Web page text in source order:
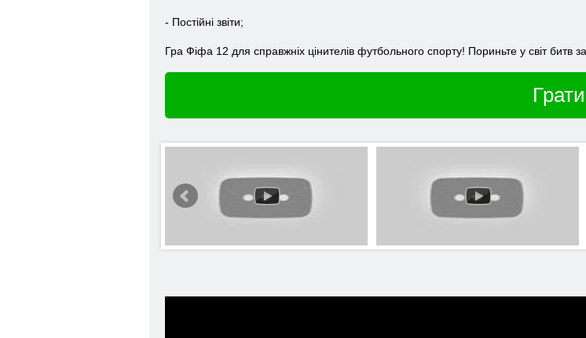
- Постійні звіти;
Гра Фіфа 12 для справжніх цінителів футбольного спорту! Пориньте у світ битв